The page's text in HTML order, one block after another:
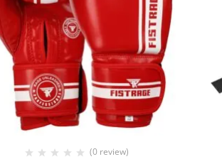
(0 review)